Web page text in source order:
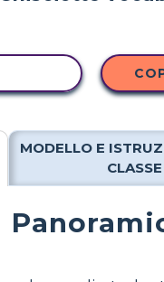
MODELLO E
CLASSE